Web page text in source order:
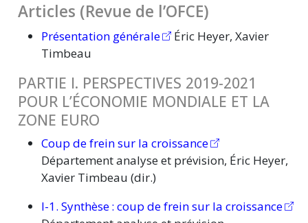
Articles (Revue de l’OFCE)
Présentation générale
Éric Heyer, Xavier
Timbeau
PARTIE I. PERSPECTIVES 2019-2021
POUR L’ÉCONOMIE MONDIALE ET LA
ZONE EURO
Coup de frein sur la croissance
Département analyse et prévision, Éric Heyer,
Xavier Timbeau (dir.)
I-1. Synthèse : coup de frein sur la croissance